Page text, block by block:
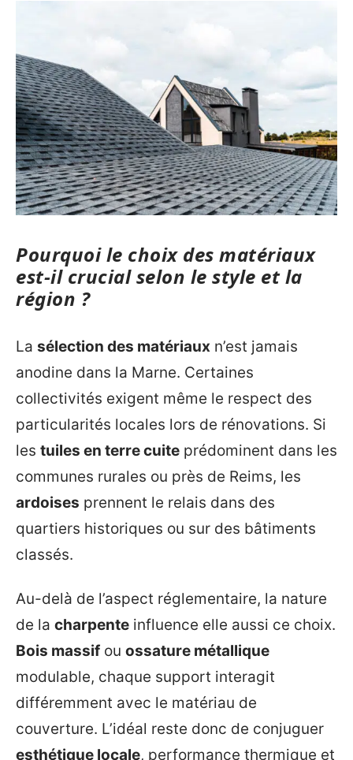
Pourquoi le choix des matériaux
est-il crucial selon le style et la
région ?
La sélection des matériaux n’est jamais
anodine dans la Marne. Certaines
collectivités exigent même le respect des
particularités locales lors de rénovations. Si
les tuiles en terre cuite prédominent dans les
communes rurales ou près de Reims, les
ardoises prennent le relais dans des
quartiers historiques ou sur des bâtiments
classés.
Au-delà de l’aspect réglementaire, la nature
de la charpente influence elle aussi ce choix.
Bois massif ou ossature métallique
modulable, chaque support interagit
différemment avec le matériau de
couverture. L’idéal reste donc de conjuguer
esthétique locale, performance thermique et